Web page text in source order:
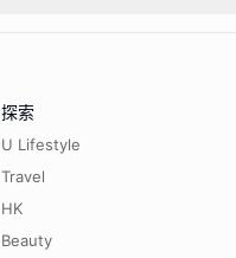
探索
U Lifestyle
Travel
HK
Beauty